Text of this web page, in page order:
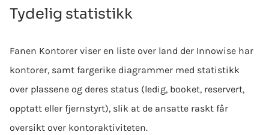
Tydelig statistikk
Fanen Kontorer viser en liste over land der Innowise har
kontorer, samt fargerike diagrammer med statistikk
over plassene og deres status (ledig, booket, reservert,
opptatt eller fjernstyrt), slik at de ansatte raskt får
oversikt over kontoraktiviteten.